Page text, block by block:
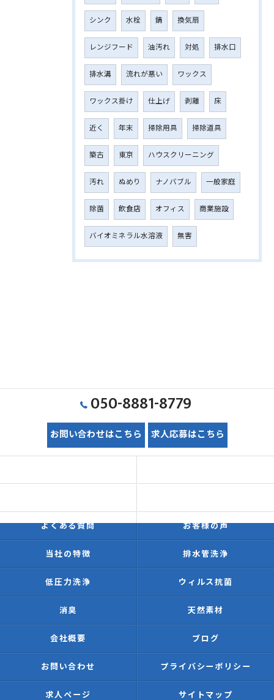
シンク 水栓 錆 換気扇
レンジフード 油汚れ 対処 排水口
排水溝 流れが悪い ワックス
ワックス掛け 仕上げ 剥離 床
近く 年末 掃除用具 掃除道具
築古 東京 ハウスクリーニング
汚れ ぬめり ナノバブル 一般家庭
除菌 飲食店 オフィス 商業施設
バイオミネラル水溶液 無害
050-8881-8779
お問い合わせはこちら 求人応募はこちら
よくある質問 お客様の声
当社の特徴 排水管洗浄
低圧力洗浄 ウィルス抗菌
消臭 天然素材
会社概要 ブログ
お問い合わせ プライバシーポリシー
求人ページ サイトマップ